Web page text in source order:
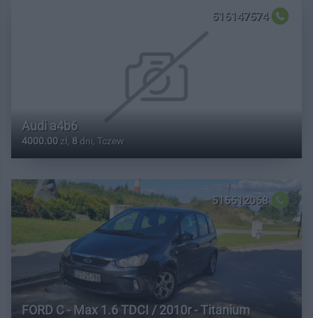
516147574
Audi a4b6
4000.00 zł, 8 dni, Tczew
515512068
FORD C - Max 1.6 TDCI / 2010r - Titanium